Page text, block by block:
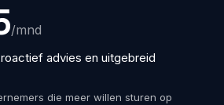
/mnd
advies en uitgebreid
die meer willen sturen op